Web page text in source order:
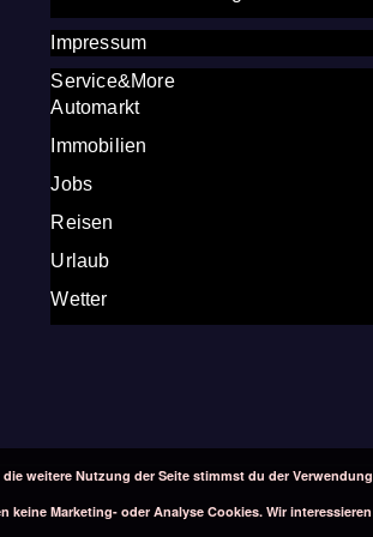
Impressum
Service&More
Automarkt
Immobilien
Jobs
Reisen
Urlaub
Wetter
die weitere Nutzung der Seite stimmst du der
keine Marketing- oder Analyse Cookies. Wir